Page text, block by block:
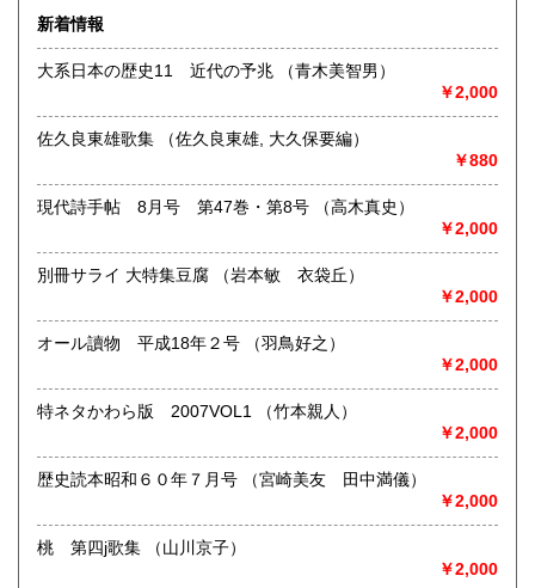
熊本県
宮崎県 750円 鹿児島県 750円
沖縄県 1,450円
店舗はございません。
ネット販売のみで取り扱っております。
ご不明な点等ございましたらいつでもご連絡ください。
メッセージ対応は基本的に土日祝日は対応しておりませんの
どうぞ今後ともよろしくお願い申し上げます。
最寄駅：JR岐阜駅
営業時間：9:00～18:00
書籍の買取について
-
哲学宗教、歴史、社会科学、美術工芸、国語国文、趣味、古
新着情報
大系日本の歴史11 近代の予兆 （青木美智男）
￥2,000
佐久良東雄歌集 （佐久良東雄, 大久保要編）
￥880
現代詩手帖 8月号 第47巻・第8号 （高木真史）
￥2,000
別冊サライ 大特集豆腐 （岩本敏 衣袋丘）
￥2,000
オール讀物 平成18年２号 （羽鳥好之）
￥2,000
特ネタかわら版 2007VOL1 （竹本親人）
￥2,000
歴史読本昭和６０年７月号 （宮崎美友 田中満儀）
￥2,000
桃 第四j歌集 （山川京子）
￥2,000